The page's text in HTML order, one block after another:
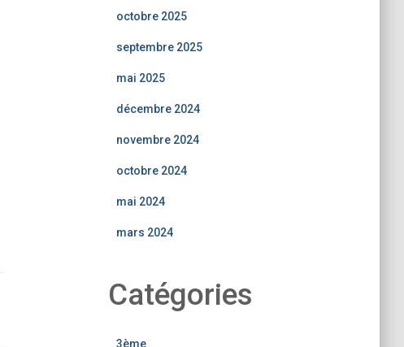
octobre 2025
septembre 2025
mai 2025
décembre 2024
novembre 2024
octobre 2024
mai 2024
mars 2024
Catégories
3ème